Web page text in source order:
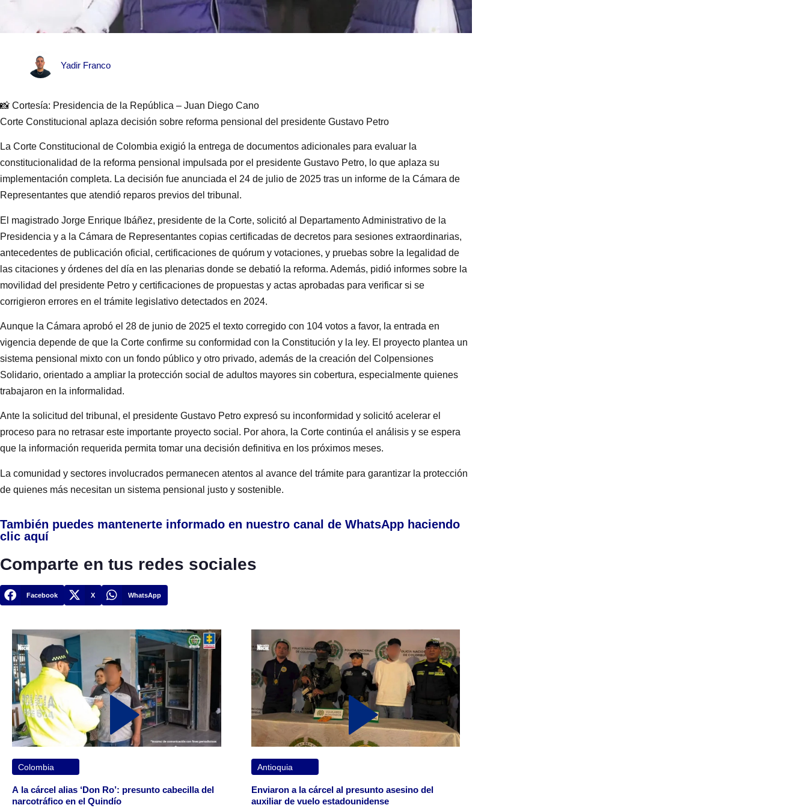
Yadir Franco
📸 Cortesía: Presidencia de la República – Juan Diego Cano
Corte Constitucional aplaza decisión sobre reforma pensional del presidente Gustavo Petro
La Corte Constitucional de Colombia exigió la entrega de documentos adicionales para evaluar la
constitucionalidad de la reforma pensional impulsada por el presidente Gustavo Petro, lo que aplaza su
implementación completa. La decisión fue anunciada el 24 de julio de 2025 tras un informe de la Cámara de
Representantes que atendió reparos previos del tribunal.
El magistrado Jorge Enrique Ibáñez, presidente de la Corte, solicitó al Departamento Administrativo de la
Presidencia y a la Cámara de Representantes copias certificadas de decretos para sesiones extraordinarias,
antecedentes de publicación oficial, certificaciones de quórum y votaciones, y pruebas sobre la legalidad de
las citaciones y órdenes del día en las plenarias donde se debatió la reforma. Además, pidió informes sobre la
movilidad del presidente Petro y certificaciones de propuestas y actas aprobadas para verificar si se
corrigieron errores en el trámite legislativo detectados en 2024.
Aunque la Cámara aprobó el 28 de junio de 2025 el texto corregido con 104 votos a favor, la entrada en
vigencia depende de que la Corte confirme su conformidad con la Constitución y la ley. El proyecto plantea un
sistema pensional mixto con un fondo público y otro privado, además de la creación del Colpensiones
Solidario, orientado a ampliar la protección social de adultos mayores sin cobertura, especialmente quienes
trabajaron en la informalidad.
Ante la solicitud del tribunal, el presidente Gustavo Petro expresó su inconformidad y solicitó acelerar el
proceso para no retrasar este importante proyecto social. Por ahora, la Corte continúa el análisis y se espera
que la información requerida permita tomar una decisión definitiva en los próximos meses.
La comunidad y sectores involucrados permanecen atentos al avance del trámite para garantizar la protección
de quienes más necesitan un sistema pensional justo y sostenible.
También puedes mantenerte informado en nuestro canal de WhatsApp haciendo
clic aquí
Comparte en tus redes sociales
Facebook X WhatsApp
Colombia
A la cárcel alias ‘Don Ro’: presunto cabecilla del
narcotráfico en el Quindío
Antioquia
Enviaron a la cárcel al presunto asesino del
auxiliar de vuelo estadounidense